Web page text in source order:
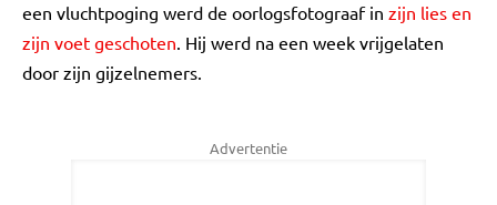
een vluchtpoging werd de oorlogsfotograaf in zijn lies en
zijn voet geschoten. Hij werd na een week vrijgelaten
door zijn gijzelnemers.
Advertentie